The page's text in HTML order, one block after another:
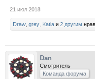
21 июл 2018
Draw grey Katia и 2 другим
Dan
Смотритель
Команда форума